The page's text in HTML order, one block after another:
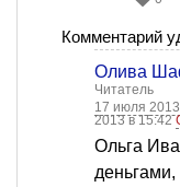
Комментарий
Олива
Читатель
17 июля 2013
2013 в 15:42
Ольга